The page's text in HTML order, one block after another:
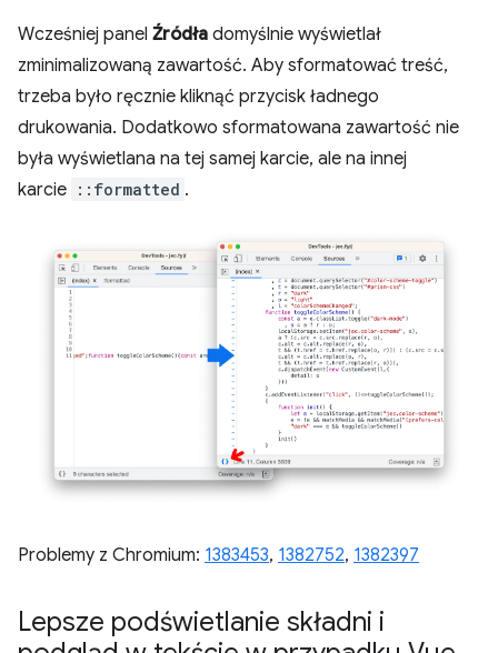
Wcześniej panel Źródła domyślnie wyświetlał
zminimalizowaną zawartość. Aby sformatować treść,
trzeba było ręcznie kliknąć przycisk ładnego
drukowania. Dodatkowo sformatowana zawartość nie
była wyświetlana na tej samej karcie, ale na innej
karcie ::formatted .
Problemy z Chromium: 1383453, 1382752, 1382397
Lepsze podświetlanie składni i